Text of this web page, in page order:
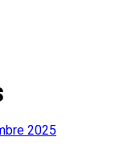
2025